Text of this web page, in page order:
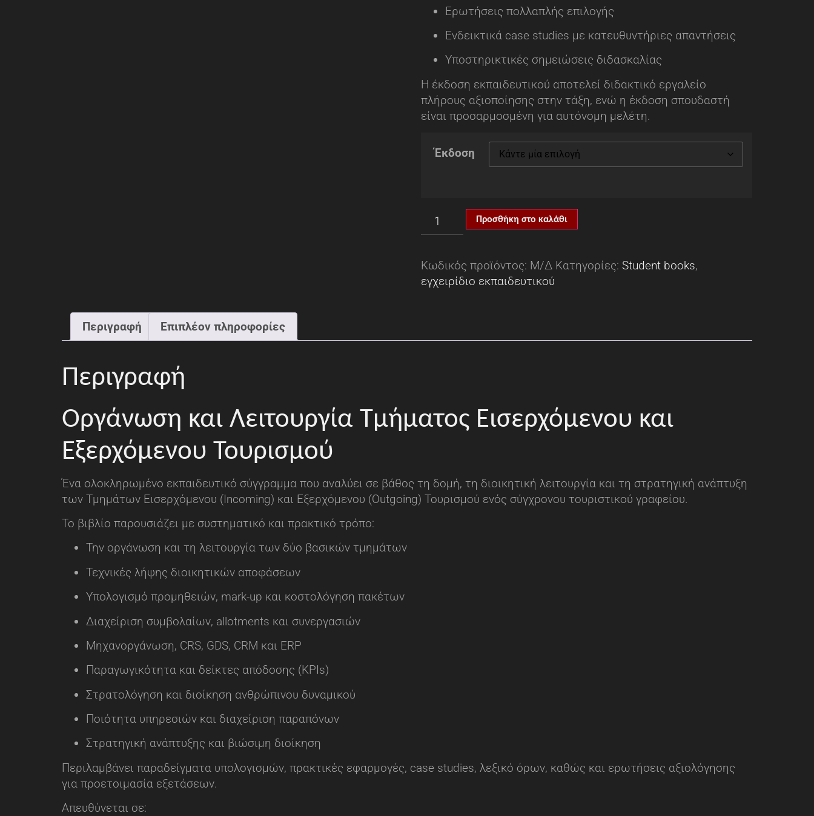
Ερωτήσεις πολλαπλής επιλογής
Ενδεικτικά case studies με κατευθυντήριες απαντήσεις
Υποστηρικτικές σημειώσεις διδασκαλίας
Η έκδοση εκπαιδευτικού αποτελεί διδακτικό εργαλείο
πλήρους αξιοποίησης στην τάξη, ενώ η έκδοση σπουδαστή
είναι προσαρμοσμένη για αυτόνομη μελέτη.
Έκδοση
Προσθήκη στο καλάθι
Κωδικός προϊόντος: Μ/Δ Κατηγορίες: Student books,
εγχειρίδιο εκπαιδευτικού
Περιγραφή Επιπλέον πληροφορίες
Περιγραφή
Οργάνωση και Λειτουργία Τμήματος Εισερχόμενου και
Εξερχόμενου Τουρισμού
Ένα ολοκληρωμένο εκπαιδευτικό σύγγραμμα που αναλύει σε βάθος τη δομή, τη διοικητική λειτουργία και τη στρατηγική ανάπτυξη
των Τμημάτων Εισερχόμενου (Incoming) και Εξερχόμενου (Outgoing) Τουρισμού ενός σύγχρονου τουριστικού γραφείου.
Το βιβλίο παρουσιάζει με συστηματικό και πρακτικό τρόπο:
Την οργάνωση και τη λειτουργία των δύο βασικών τμημάτων
Τεχνικές λήψης διοικητικών αποφάσεων
Υπολογισμό προμηθειών, mark-up και κοστολόγηση πακέτων
Διαχείριση συμβολαίων, allotments και συνεργασιών
Μηχανοργάνωση, CRS, GDS, CRM και ERP
Παραγωγικότητα και δείκτες απόδοσης (KPIs)
Στρατολόγηση και διοίκηση ανθρώπινου δυναμικού
Ποιότητα υπηρεσιών και διαχείριση παραπόνων
Στρατηγική ανάπτυξης και βιώσιμη διοίκηση
Περιλαμβάνει παραδείγματα υπολογισμών, πρακτικές εφαρμογές, case studies, λεξικό όρων, καθώς και ερωτήσεις αξιολόγησης
για προετοιμασία εξετάσεων.
Απευθύνεται σε: